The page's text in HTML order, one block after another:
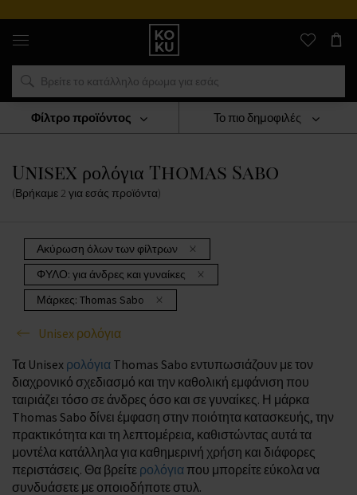
Αυθεντικά
αρώματα
και
ρολόγια
σε
μέρος
ΡΟΛΟΓΙΑ
Unisex Ρολόγια Unisex Ρολόγια Thomas Sabo
Unisex ρολόγια Thomas Sabo
(Βρήκαμε 2 για εσάς προϊόντα)
Το πιο δημοφιλές
Ακύρωση όλων των φίλτρων
ΦΥΛΟ: για άνδρες και γυναίκες
Μάρκες: Thomas Sabo
Unisex ρολόγια
Φίλτρο προϊόντος
Τα Unisex ρολόγια Thomas Sabo εντυπωσιάζουν με τον
διαχρονικό σχεδιασμό και την καθολική εμφάνιση που
ταιριάζει τόσο σε άνδρες όσο και σε γυναίκες. Η μάρκα
Thomas Sabo δίνει έμφαση στην ποιότητα κατασκευής, την
πρακτικότητα και τη λεπτομέρεια, καθιστώντας αυτά τα
μοντέλα κατάλληλα για καθημερινή χρήση και διάφορες
περιστάσεις. Θα βρείτε ρολόγια που μπορείτε εύκολα να
συνδυάσετε με οποιοδήποτε στυλ.